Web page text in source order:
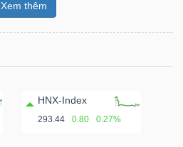
Xem thêm
HNX-Index
293.44 0.80 0.27%